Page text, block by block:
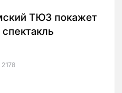
ТЮЗ покажет
2178